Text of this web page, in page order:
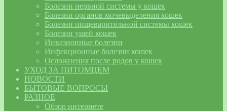
Болезни нервной системы у кошек
Болезни органов мочевыделения кошек
Болезни пищеварительной системы кошек
Болезни ушей кошек
Инвазионные болезни
Инфекционные болезни кошек
Осложнения после родов у кошек
УХОД ЗА ПИТОМЦЕМ
НОВОСТИ
БЫТОВЫЕ ВОПРОСЫ
РАЗНОЕ
Обзор интернете